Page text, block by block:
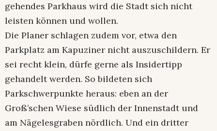
gehendes Parkhaus wird die Stadt sich nicht
leisten können und wollen.
Die Planer schlagen zudem vor, etwa den
Parkplatz am Kapuziner nicht auszuschildern. Er
sei recht klein, dürfe gerne als Insidertipp
gehandelt werden. So bildeten sich
Parkschwerpunkte heraus: eben an der
Groß’schen Wiese südlich der Innenstadt und
am Nägelesgraben nördlich. Und ein dritter